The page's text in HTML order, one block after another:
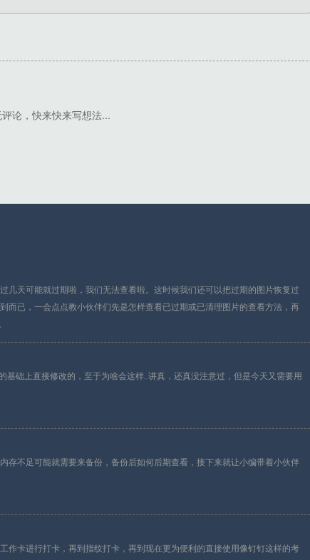
论，快来快来写想法...
天可能就过期啦，我们无法查看啦。这时候我们还可以把过期的图片恢复过
而已，一会点点教小伙伴们先是怎样查看已过期或已清理图片的查看方法，再
基础上直接修改的，至于为啥会这样..讲真，还真没注意过，但是今天又需要用
存不足可能就需要来备份，备份后如何后期查看，接下来就让小编带着小伙伴
作卡进行打卡，再到指纹打卡，再到现在更为便利的直接使用像钉钉这样的考